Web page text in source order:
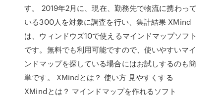
す。 2019年2月に、現在、勤務先で物流に携わって
いる300人を対象に調査を行い、集計結果 XMind
は、ウィンドウズ10で使えるマインドマップソフト
です。無料でも利用可能ですので、使いやすいマイ
ンドマップを探している場合にはお試しするのも簡
単です。 XMindとは？ 使い方 見やすくする
XMindとは？ マインドマップを作れるソフト